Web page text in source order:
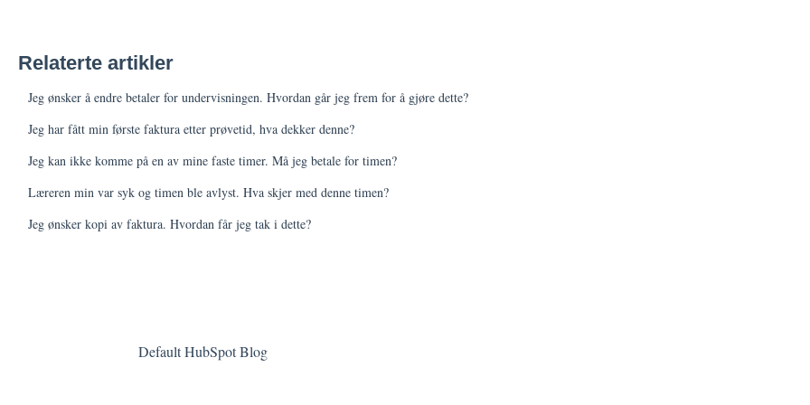
Relaterte artikler
Jeg ønsker å endre betaler for undervisningen. Hvordan går jeg frem for å gjøre dette?
Jeg har fått min første faktura etter prøvetid, hva dekker denne?
Jeg kan ikke komme på en av mine faste timer. Må jeg betale for timen?
Læreren min var syk og timen ble avlyst. Hva skjer med denne timen?
Jeg ønsker kopi av faktura. Hvordan får jeg tak i dette?
Default HubSpot Blog